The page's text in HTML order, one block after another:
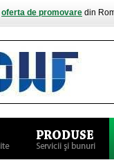
oferta de promovare din